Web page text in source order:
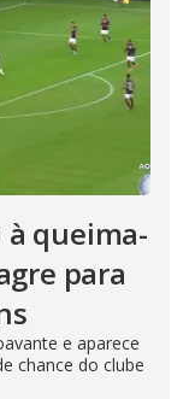
queima-
para
e aparece
chance do clube